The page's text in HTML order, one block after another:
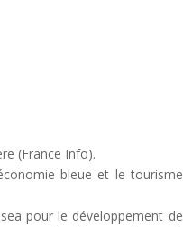
(France Info).
bleue et le tourisme
pour le développement de